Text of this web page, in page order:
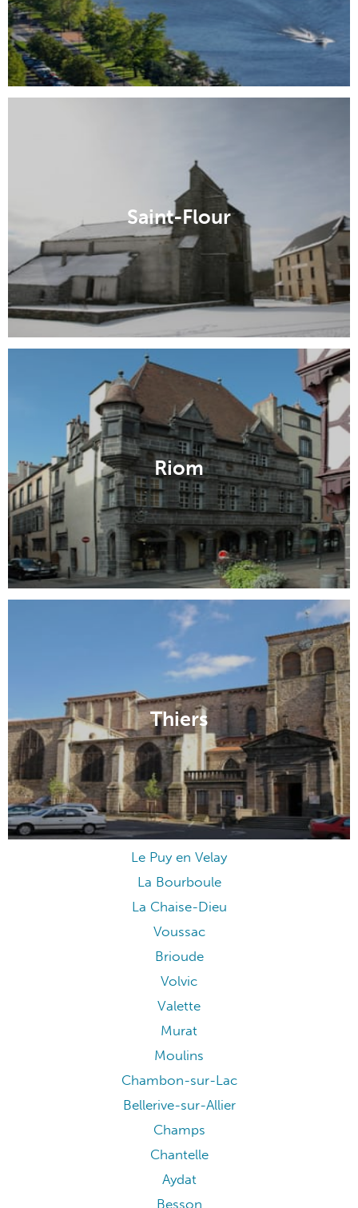
Saint-Flour
Riom
Thiers
Le Puy en Velay
La Bourboule
La Chaise-Dieu
Voussac
Brioude
Volvic
Valette
Murat
Moulins
Chambon-sur-Lac
Bellerive-sur-Allier
Champs
Chantelle
Aydat